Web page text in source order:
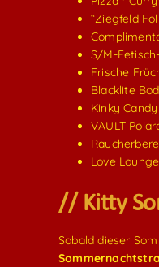
“Ziegfeld
S/M-
Frische
Blacklite
Kinky
VAULT
Love
// Kitty
Sobald dieser